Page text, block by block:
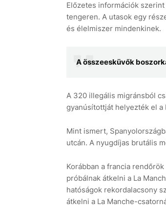
Előzetes információk
tengeren. A utasok egy
és élelmiszer mindenkinek.
A összeesküvők
A 320 illegális migránsból
gyanúsítottját helyezték el a
Mint ismert,
utcán. A nyugdíjas brutális
Korábban a francia
próbálnak átkelni a La
hatóságok rekordalacsony
átkelni a La Manche-